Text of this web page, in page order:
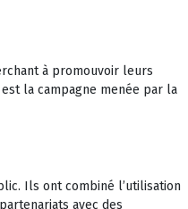
à promouvoir leurs
la campagne menée par la
Ils ont combiné l’utilisation
avec des